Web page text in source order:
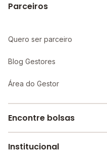
Parceiros
Quero ser parceiro
Blog Gestores
Área do Gestor
Encontre bolsas
Melhores escolas de São
Institucional